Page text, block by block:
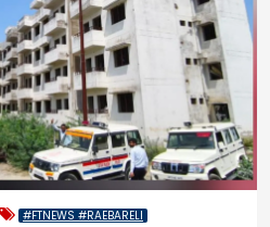
#FTNEWS #RAEBARELI